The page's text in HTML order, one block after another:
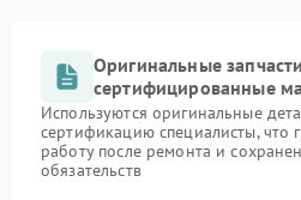
Оригинальные
сертифицированные
Используются оригинальные
сертификацию специалисты, что
работу после ремонта и
обязательств